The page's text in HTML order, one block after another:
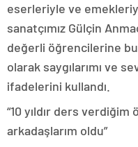
eserleriyle ve
sanatçımız Gülçin
değerli öğrencilerine
olarak saygılarımı ve
ifadelerini kullandı.
“10 yıldır ders
arkadaşlarım oldu”